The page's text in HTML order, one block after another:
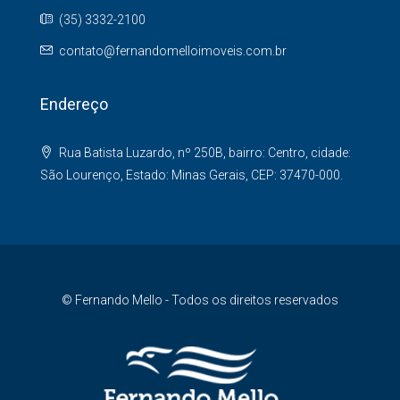
(35) 3332-2100
contato@fernandomelloimoveis.com.br
Endereço
Rua Batista Luzardo, nº 250B, bairro: Centro, cidade:
São Lourenço, Estado: Minas Gerais, CEP: 37470-000.
© Fernando Mello - Todos os direitos reservados